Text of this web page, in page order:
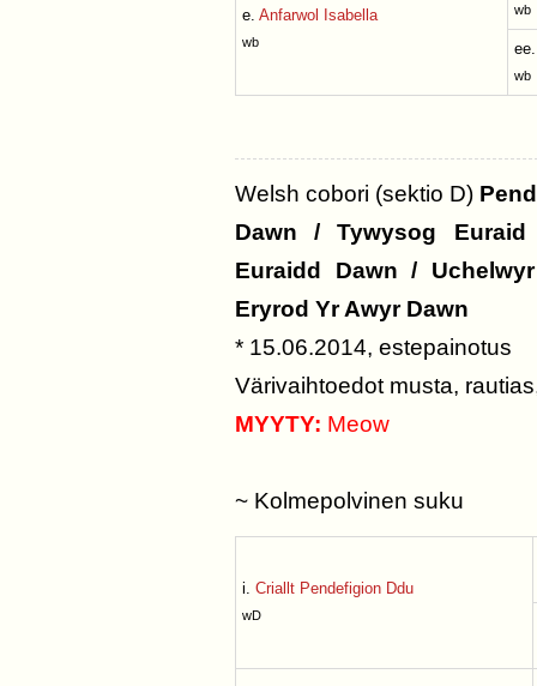
e. Anfarwol Isabella
wb
wb
wb
Welsh cobori (sektio D)
Dawn / Tywysog
Euraidd Dawn /
Eryrod Yr Awyr Dawn
* 15.06.2014, estepainotus
Värivaihtoedot musta,
MYYTY: Meow
~ Kolmepolvinen suku
i. Criallt Pendefigion Ddu
wD